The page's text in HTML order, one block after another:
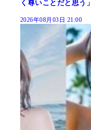
く尊いことだと思う」
2026年08月03日 21:00